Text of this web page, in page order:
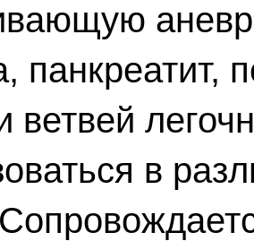
панкреатит,
ветвей
в